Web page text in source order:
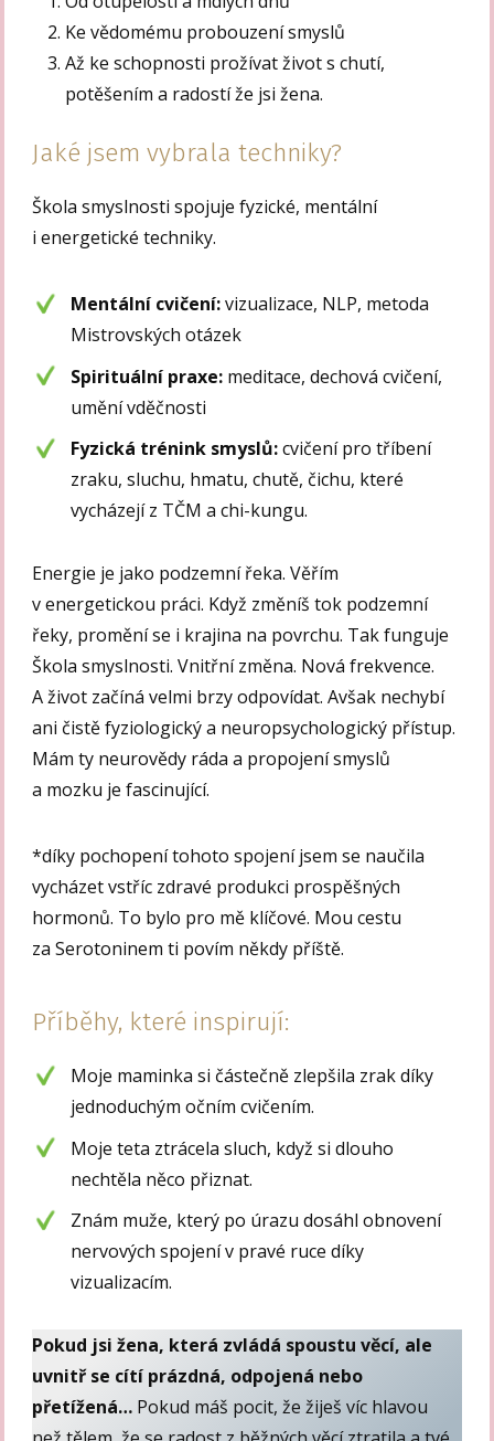
Ke vědomému probouzení smyslů
Až ke schopnosti prožívat život s chutí,
potěšením a radostí že jsi žena.
Jaké jsem vybrala techniky?
Škola smyslnosti spojuje fyzické, mentální
i energetické techniky.
Mentální cvičení:vizualizace, NLP, metoda
Mistrovských otázek
Spirituální praxe: meditace, dechová cvičení,
umění vděčnosti
Fyzická trénink smyslů:cvičení pro tříbení
zraku, sluchu, hmatu, chutě, čichu, které
vycházejí z TČM a chi-kungu.
Energie je jako podzemní řeka. Věřím
v energetickou práci. Když změníš tok podzemní
řeky, promění se i krajina na povrchu. Tak funguje
Škola smyslnosti. Vnitřní změna. Nová frekvence.
A život začíná velmi brzy odpovídat. Avšak nechybí
ani čistě fyziologický a neuropsychologický přístup.
Mám ty neurovědy ráda a propojení smyslů
a mozku je fascinující.
*díky pochopení tohoto spojení jsem se naučila
vycházet vstříc zdravé produkci prospěšných
hormonů. To bylo pro mě klíčové. Mou cestu
za Serotoninem ti povím někdy příště.
Příběhy, které inspirují:
Moje maminka si částečně zlepšila zrak díky
jednoduchým očním cvičením.
Moje teta ztrácela sluch, když si dlouho
nechtěla něco přiznat.
Znám muže, který po úrazu dosáhl obnovení
nervových spojení v pravé ruce díky
vizualizacím.
Pokud jsi žena, která zvládá spoustu věcí, ale
uvnitř se cítí prázdná, odpojená nebo
přetížená… Pokud máš pocit, že žiješ víc hlavou